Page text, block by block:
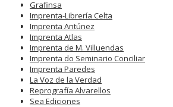
Grafinsa
Imprenta-Librería Celta
Imprenta Antúnez
Imprenta Atlas
Imprenta de M. Villuendas
Imprenta do Seminario Conciliar
Imprenta Paredes
La Voz de la Verdad
Reprografía Alvarellos
Sea Ediciones